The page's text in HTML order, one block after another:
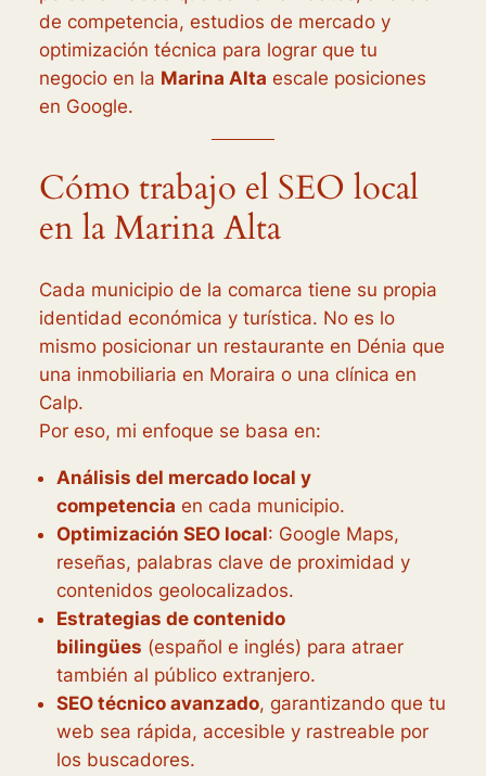
de competencia, estudios de mercado y
optimización técnica para lograr que tu
negocio en la Marina Alta escale posiciones
en Google.
Cómo trabajo el SEO local
en la Marina Alta
Cada municipio de la comarca tiene su propia
identidad económica y turística. No es lo
mismo posicionar un restaurante en Dénia que
una inmobiliaria en Moraira o una clínica en
Calp.
Por eso, mi enfoque se basa en:
Análisis del mercado local y
competencia en cada municipio.
Optimización SEO local: Google Maps,
reseñas, palabras clave de proximidad y
contenidos geolocalizados.
Estrategias de contenido
bilingües (español e inglés) para atraer
también al público extranjero.
SEO técnico avanzado, garantizando que tu
web sea rápida, accesible y rastreable por
los buscadores.